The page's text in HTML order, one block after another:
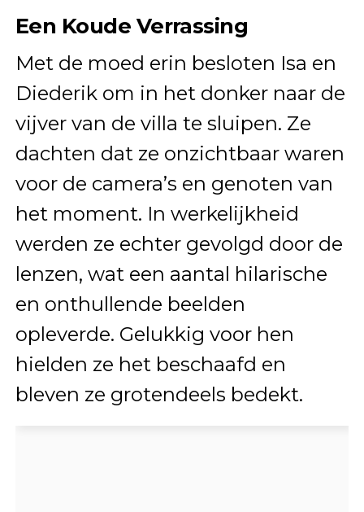
Een Koude Verrassing
Met de moed erin besloten Isa en
Diederik om in het donker naar de
vijver van de villa te sluipen. Ze
dachten dat ze onzichtbaar waren
voor de camera’s en genoten van
het moment. In werkelijkheid
werden ze echter gevolgd door de
lenzen, wat een aantal hilarische
en onthullende beelden
opleverde. Gelukkig voor hen
hielden ze het beschaafd en
bleven ze grotendeels bedekt.